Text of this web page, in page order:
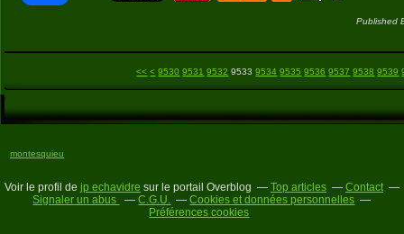
Published
<< < 9500
9510
9520
9530 9531 9532 9533 9534 9535 9536 9537 9538 9539
montesquieu
Voir le profil de jp echavidre sur le portail Overblog Top articles
Contact
Signaler un abus
C.G.U.
Cookies et données personnelles
Préférences cookies